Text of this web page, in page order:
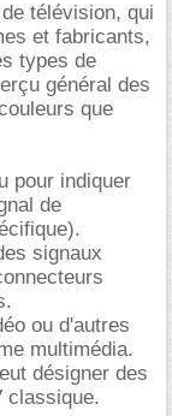
télévision, qui
et fabricants,
types de
général des
que
pour indiquer
de
signaux
ou d'autres
multimédia.
désigner des
classique.